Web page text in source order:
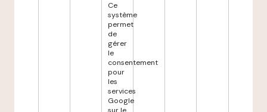
Ce
système
permet
de
gérer
le
consentement
pour
les
services
Google